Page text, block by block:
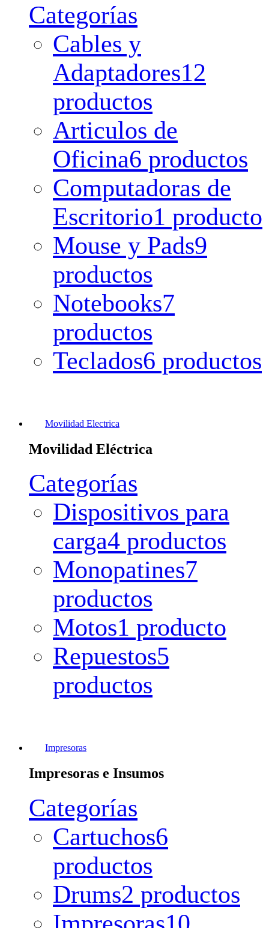
Categorías
Cables y
Adaptadores12
productos
Articulos de
Oficina6 productos
Computadoras de
Escritorio1 producto
Mouse y Pads9
productos
Notebooks7
productos
Teclados6 productos
Movilidad Electrica
Movilidad Eléctrica
Categorías
Dispositivos para
carga4 productos
Monopatines7
productos
Motos1 producto
Repuestos5
productos
Impresoras
Impresoras e Insumos
Categorías
Cartuchos6
productos
Drums2 productos